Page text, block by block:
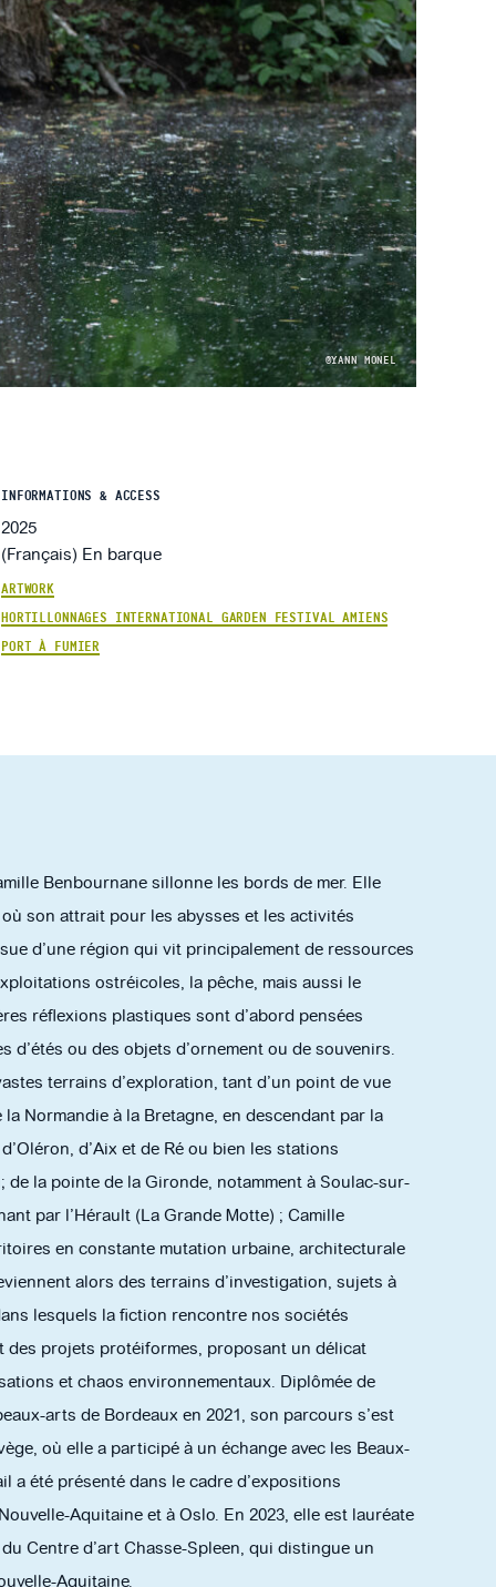
©YANN MONEL
INFORMATIONS & ACCESS
2025
(Français) En barque
ARTWORK
HORTILLONNAGES INTERNATIONAL GARDEN FESTIVAL AMIENS
PORT À FUMIER
Benbournane sillonne les bords de mer. Elle
son attrait pour les abysses et les activités
d’une région qui vit principalement de ressources
ostréicoles, la pêche, mais aussi le
réflexions plastiques sont d’abord pensées
d’étés ou des objets d’ornement ou de souvenirs.
terrains d’exploration, tant d’un point de vue
Normandie à la Bretagne, en descendant par la
d’Aix et de Ré ou bien les stations
de la pointe de la Gironde, notamment à Soulac-sur-
par l’Hérault (La Grande Motte) ; Camille
en constante mutation urbaine, architecturale
alors des terrains d’investigation, sujets à
lesquels la fiction rencontre nos sociétés
des projets protéiformes, proposant un délicat
et chaos environnementaux. Diplômée de
arts de Bordeaux en 2021, son parcours s’est
où elle a participé à un échange avec les Beaux-
a été présenté dans le cadre d’expositions
Aquitaine et à Oslo. En 2023, elle est lauréate
Centre d’art Chasse-Spleen, qui distingue un
Aquitaine.